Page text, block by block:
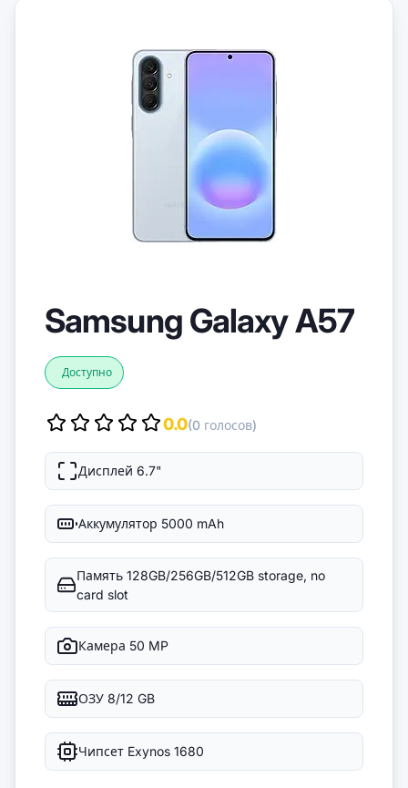
Samsung Galaxy A57
Доступно
0.0(0 голосов)
Дисплей 6.7"
Аккумулятор 5000 mAh
Память 128GB/256GB/512GB storage, no
card slot
Камера 50 MP
ОЗУ 8/12 GB
Чипсет Exynos 1680